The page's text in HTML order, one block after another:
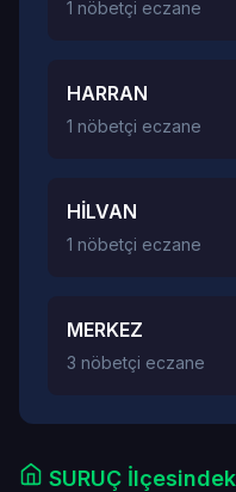
1 nöbetçi eczane
HARRAN
1 nöbetçi eczane
HİLVAN
1 nöbetçi eczane
MERKEZ
3 nöbetçi eczane
SURUÇ